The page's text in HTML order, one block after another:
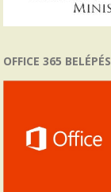
OFFICE 365 BELÉPÉS